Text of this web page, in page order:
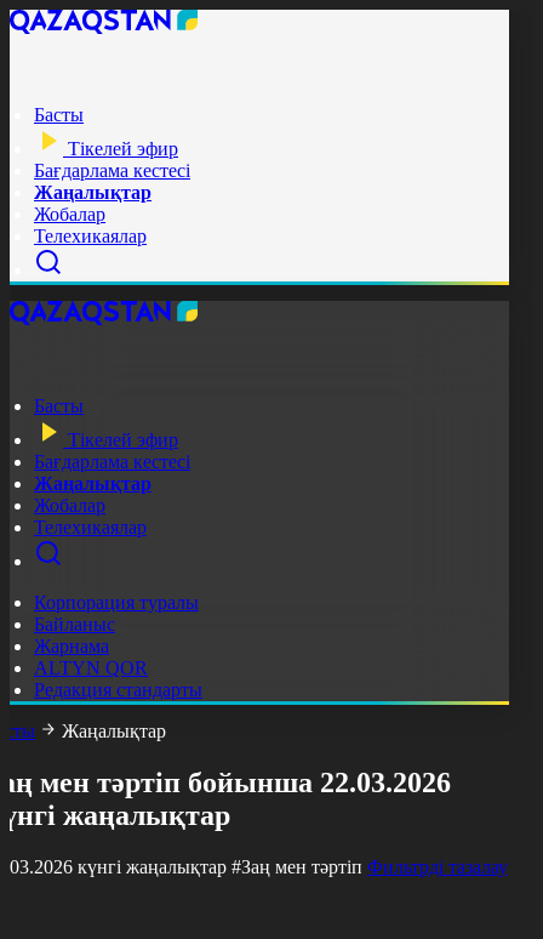
Басты
Тікелей эфир
Бағдарлама кестесі
Жаңалықтар
Жобалар
Телехикаялар
Басты
Тікелей эфир
Бағдарлама кестесі
Жаңалықтар
Жобалар
Телехикаялар
Корпорация туралы
Байланыс
Жарнама
ALTYN QOR
Редакция стандарты
Жаңалықтар
мен тәртіп бойынша 22.03.2026
жаңалықтар
күнгі жаңалықтар #Заң мен тәртіп Фильтрді тазалау